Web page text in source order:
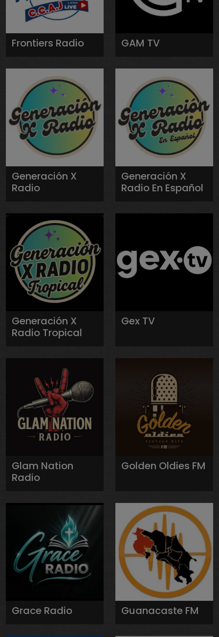
Frontiers Radio GAM TV
Generación X
Radio
Generación X
Radio En Español
Generación X
Radio Tropical
Gex TV
Glam Nation
Radio
Golden Oldies FM
Grace Radio Guanacaste FM